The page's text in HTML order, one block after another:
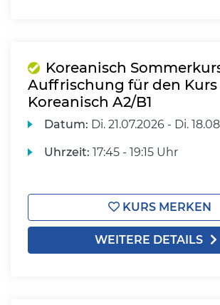
Koreanisch
Auffrischung für den Kurs
Koreanisch A2/B1
Datum: Di. 21.07.2026 - Di.
Uhrzeit: 17:45 - 19:15 Uhr
KURS MERKEN
WEITERE DETAILS